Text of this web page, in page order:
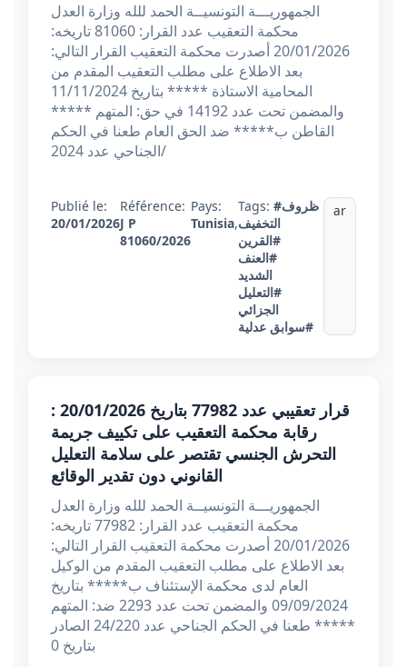
الجمهوريـــة التونسيــة الحمد للله وزارة العدل
محكمة التعقيب عدد القرار: 81060 تاريخه:
20/01/2026 أصدرت محكمة التعقيب القرار التالي:
بعد الاطلاع على مطلب التعقيب المقدم من
المحامية الاستاذة ***** بتاريخ 11/11/2024
والمضمن تحت عدد 14192 في حق: المتهم *****
القاطن ب***** ضد الحق العام طعنا في الحكم
الجناحي عدد 2024/
Publié le:
20/01/2026
Référence:
J P
81060/2026
Pays:
Tunisia,
Tags: #ظروف
التخفيف
#القرين
#العنف
الشديد
#التعليل
الجزائي
#سوابق عدلية
ar
قرار تعقيبي عدد 77982 بتاريخ 20/01/2026 :
رقابة محكمة التعقيب على تكييف جريمة
التحرش الجنسي تقتصر على سلامة التعليل
القانوني دون تقدير الوقائع
الجمهوريـــة التونسيــة الحمد للله وزارة العدل
محكمة التعقيب عدد القرار: 77982 تاريخه:
20/01/2026 أصدرت محكمة التعقيب القرار التالي:
بعد الاطلاع على مطلب التعقيب المقدم من الوكيل
العام لدى محكمة الإستئناف ب***** بتاريخ
09/09/2024 والمضمن تحت عدد 2293 ضد: المتهم
***** طعنا في الحكم الجناحي عدد 24/220 الصادر
بتاريخ 0